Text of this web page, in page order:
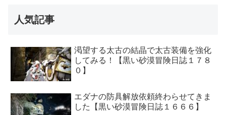
人気記事
渇望する太古の結晶で太古装備を強化
してみる！【黒い砂漠冒険日誌１７８
０】
エダナの防具解放依頼終わらせてきま
した【黒い砂漠冒険日誌１６６６】